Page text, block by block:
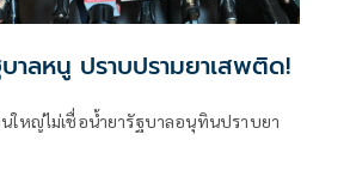
ไม่เชื่อน้ำยารัฐบาลหนู ปราบปรามยาเสพติด!
ใหญ่ไม่เชื่อน้ำยารัฐบาลอนุทินปราบยา